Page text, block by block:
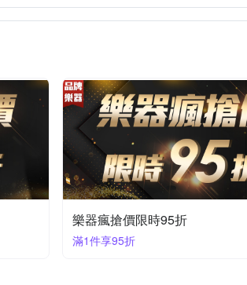
夜間快閃價
滿1件享9折